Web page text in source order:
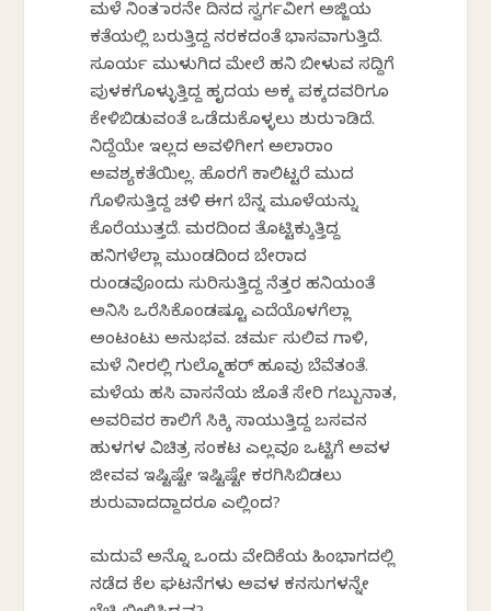
ಮಳೆ ನಿಂತ ಮಾರನೇ ದಿನದ ಸ್ವರ್ಗವೀಗ ಅಜ್ಜಿಯ
ಕತೆಯಲ್ಲಿ ಬರುತ್ತಿದ್ದ ನರಕದಂತೆ ಭಾಸವಾಗುತ್ತಿದೆ.
ಸೂರ್ಯ ಮುಳುಗಿದ ಮೇಲೆ ಹನಿ ಬೀಳುವ ಸದ್ದಿಗೆ
ಪುಳಕಗೊಳ್ಳುತ್ತಿದ್ದ ಹೃದಯ ಅಕ್ಕ ಪಕ್ಕದವರಿಗೂ
ಕೇಳಿಬಿಡುವಂತೆ ಒಡೆದುಕೊಳ್ಳಲು ಶುರು ಮಾಡಿದೆ.
ನಿದ್ದೆಯೇ ಇಲ್ಲದ ಅವಳಿಗೀಗ ಅಲಾರಾಂ
ಅವಶ್ಯಕತೆಯಿಲ್ಲ. ಹೊರಗೆ ಕಾಲಿಟ್ಟರೆ ಮುದ
ಗೊಳಿಸುತ್ತಿದ್ದ ಚಳಿ ಈಗ ಬೆನ್ನ ಮೂಳೆಯನ್ನು
ಕೊರೆಯುತ್ತದೆ. ಮರದಿಂದ ತೊಟ್ಟಿಕ್ಕುತ್ತಿದ್ದ
ಹನಿಗಳೆಲ್ಲಾ ಮುಂಡದಿಂದ ಬೇರಾದ
ರುಂಡವೊಂದು ಸುರಿಸುತ್ತಿದ್ದ ನೆತ್ತರ ಹನಿಯಂತೆ
ಅನಿಸಿ ಒರೆಸಿಕೊಂಡಷ್ಟೂ ಎದೆಯೊಳಗೆಲ್ಲಾ
ಅಂಟಂಟು ಅನುಭವ. ಚರ್ಮ ಸುಲಿವ ಗಾಳಿ,
ಮಳೆ ನೀರಲ್ಲಿ ಗುಲ್ಮೊಹರ್ ಹೂವು ಬೆವೆತಂತೆ.
ಮಳೆಯ ಹಸಿ ವಾಸನೆಯ ಜೊತೆ ಸೇರಿ ಗಬ್ಬುನಾತ,
ಅವರಿವರ ಕಾಲಿಗೆ ಸಿಕ್ಕಿ ಸಾಯುತ್ತಿದ್ದ ಬಸವನ
ಹುಳಗಳ ವಿಚಿತ್ರ ಸಂಕಟ ಎಲ್ಲವೂ ಒಟ್ಟಿಗೆ ಅವಳ
ಜೀವವ ಇಷ್ಟಿಷ್ಟೇ ಇಷ್ಟಿಷ್ಟೇ ಕರಗಿಸಿಬಿಡಲು
ಶುರುವಾದದ್ದಾದರೂ ಎಲ್ಲಿಂದ?
ಮದುವೆ ಅನ್ನೊ ಒಂದು ವೇದಿಕೆಯ ಹಿಂಭಾಗದಲ್ಲಿ
ನಡೆದ ಕೆಲ ಘಟನೆಗಳು ಅವಳ ಕನಸುಗಳನ್ನೇ